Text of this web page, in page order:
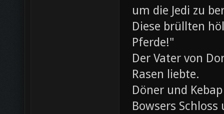
um die Jedi zu
Diese brüllten
Pferde!"
Der Vater von
Rasen liebte.
Döner und
Bowsers